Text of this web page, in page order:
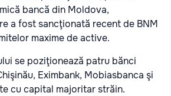
bancă din Moldova,
a fost sancţionată recent de BNM
maxime de active.
se poziţionează patru bănci
Eximbank, Mobiasbanca şi
cu capital majoritar străin.